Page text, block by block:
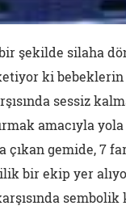
şekilde silaha
ki bebeklerin
sessiz
amacıyla
gemide, 7
bir ekip yer